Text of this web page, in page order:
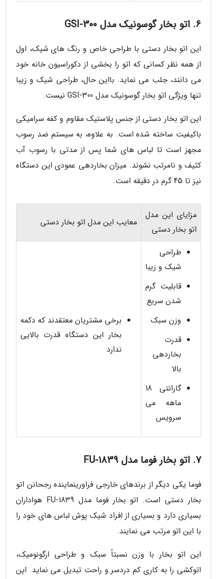
6. اتو بخار گوسونیک مدل GSI-300
این اتو بخار دستی با طراحی خاص و رنگ های شیک، اول
از همه نظر کسانی که اتو را بخشی از دکوراسیون خانه خود
می دانند، جلب می نماید. بااین حال، طراحی شیک و زیبا
تنها ویژگی اتو بخار گوسونیک مدل GSI-300 نیست.
این اتو بخار دستی از جنس پلاستیک مقاوم و کفه سرامیکی
باکیفیت ساخته شده است. به علاوه، به سیستم ضد رسوب
مجهز است تا لباس های شما پس از مدتی با رسوب آب
کثیف و نامرتب نشوند. میزان بخاردهی عمودی این دستگاه
نیز تا 45 گرم در دقیقه است.
مزایای این مدل
اتو بخار دستی
معایب این مدل اتو بخار دستی
طراحی
شیک و زیبا
قابلیت گرم
شدن سریع
وزن سبک
قدرت
بخاردهی
بالا
گارانتی 18
ماهه می
سرویس
برخی مشتریان معتقدند که دکمه
بخار این دستگاه قدرت بالایی
ندارد
7. اتو بخار فوما مدل FU-1839
فوما یکی دیگر از برندهای خارجی فراورینماینده رجحانن اتو
بخار دستی است. اتو بخار فوما مدل FU-1839 هواداران
بسیاری دارد و بسیاری از افراد شیک پوش لباس های خود را
با این اتو مرتب می نمایند.
این اتو بخار با وزن نسبتاً سبک و طراحی ارگونومیک،
اتوکشی را به کاری کم دردسر و راحت تبدیل می نماید. این